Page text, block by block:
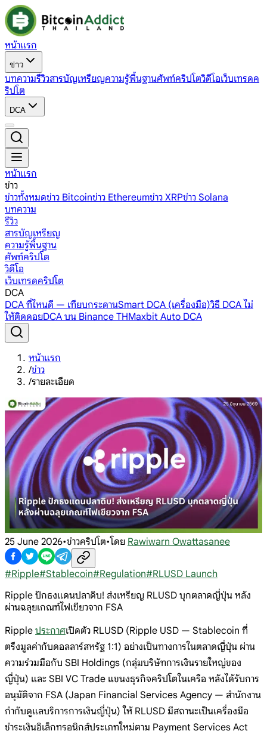
หน้าแรก
ข่าว
บทความรีวิวสารบัญเหรียญความรู้พื้นฐานศัพท์คริปโตวิดีโอเว็บเทรดค
ริปโต
DCA
หน้าแรก
ข่าว
ข่าวทั้งหมดข่าว Bitcoinข่าว Ethereumข่าว XRPข่าว Solana
บทความ
รีวิว
สารบัญเหรียญ
ความรู้พื้นฐาน
ศัพท์คริปโต
วิดีโอ
เว็บเทรดคริปโต
DCA
DCA ที่ไหนดี — เทียบกระดานSmart DCA (เครื่องมือ)วิธี DCA ไม่
ให้ติดดอยDCA บน Binance THMaxbit Auto DCA
หน้าแรก
/ข่าว
/รายละเอียด
25 June 2026•ข่าวคริปโต•โดย Rawiwarn Owattasanee
#Ripple#Stablecoin#Regulation#RLUSD Launch
Ripple ปักธงแดนปลาดิบ! ส่งเหรียญ RLUSD บุกตลาดญี่ปุ่น หลัง
ผ่านฉลุยเกณฑ์ไฟเขียวจาก FSA
Ripple ประกาศเปิดตัว RLUSD (Ripple USD — Stablecoin ที่
ตรึงมูลค่ากับดอลลาร์สหรัฐ 1:1) อย่างเป็นทางการในตลาดญี่ปุ่น ผ่าน
ความร่วมมือกับ SBI Holdings (กลุ่มบริษัทการเงินรายใหญ่ของ
ญี่ปุ่น) และ SBI VC Trade แขนงธุรกิจคริปโตในเครือ หลังได้รับการ
อนุมัติจาก FSA (Japan Financial Services Agency — สำนักงาน
กำกับดูแลบริการการเงินญี่ปุ่น) ให้ RLUSD มีสถานะเป็นเครื่องมือ
ชำระเงินอิเล็กทรอนิกส์ประเภทใหม่ตาม Payment Services Act